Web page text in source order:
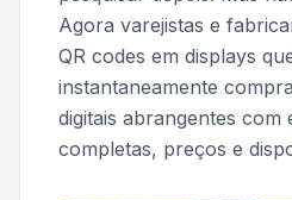
Agora varejistas e
QR codes em displays
instantaneamente
digitais abrangentes com
completas, preços e